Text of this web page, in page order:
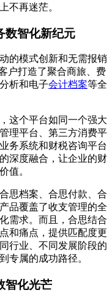
不再迷茫。
数智化新纪元
的模式创新和无需报销
户打造了聚合商旅、费
析和电子会计档案等全
这个平台如同一个强大
理平台、第三方消费平
务系统和财税咨询平台
深度融合，让企业的财
值。
思档案、合思付款、合
品覆盖了收支管理的全
需求。而且，合思结合
和痛点，提供匹配度更
行业、不同发展阶段的
专属的成功路径。
智化光芒